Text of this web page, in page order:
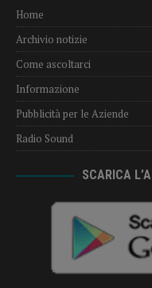
Home
Archivio notizie
Come ascoltarci
Informazione
Pubblicità per le Aziende
Radio Sound
SCARICA